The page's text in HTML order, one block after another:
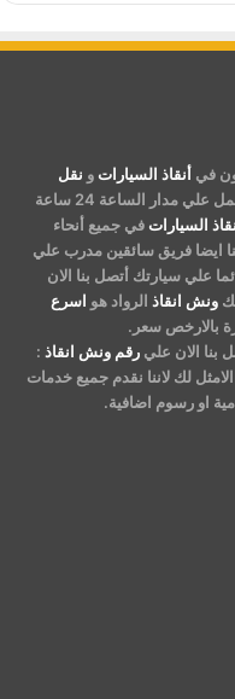
أنقاذ السيارات و نقل
والمعدات ولدينا اسطول سيارات يعمل علي مدار الساعة 24 ساعة
السيارات في جميع أنحاء
ايضا فريق سائقين مدرب علي
علي سيارتك أتصل بنا الان
ونش انقاذ الرواد هو اسرع
بالارخص سعر.
رقم ونش انقاذ :
الامثل لك لاننا نقدم جميع خدمات